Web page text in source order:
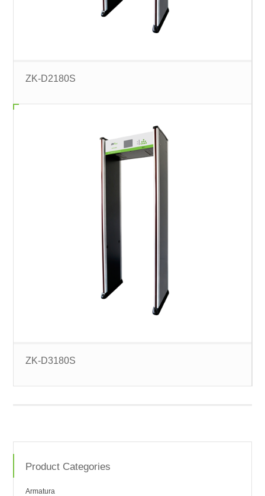
ZK-D2180S
ZK-D3180S
Product Categories
Armatura